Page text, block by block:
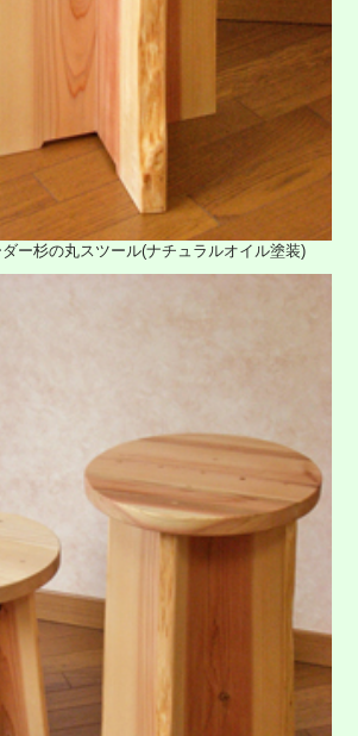
ー杉の丸スツール(ナチュラルオイル塗装)